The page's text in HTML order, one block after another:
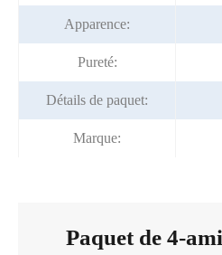
Apparence:
Pureté:
Détails de paquet:
Marque:
Paquet de 4-